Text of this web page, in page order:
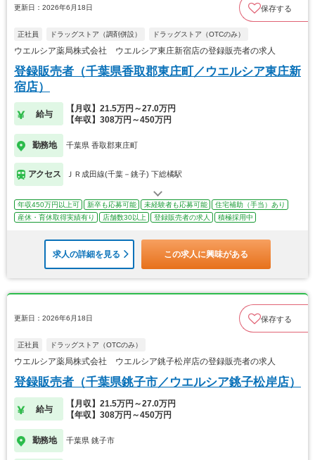
更新日：2026年6月18日 保存する
正社員 ドラッグストア（調剤併設） ドラッグストア（OTCのみ）
ウエルシア薬局株式会社 ウエルシア東庄新宿店の登録販売者の求人
登録販売者（千葉県香取郡東庄町／ウエルシア東庄新
宿店）
給与
【月収】21.5万円～27.0万円
【年収】308万円～450万円
勤務地 千葉県 香取郡東庄町
アクセス ＪＲ成田線(千葉－銚子) 下総橘駅
年収450万円以上可 新卒も応募可能 未経験者も応募可能
住宅補助（手当）あり
産休・育休取得実績有り
店舗数30以上 登録販売者の求人 積極採用中
求人の詳細を見る この求人に興味がある
更新日：2026年6月18日 保存する
正社員 ドラッグストア（OTCのみ）
ウエルシア薬局株式会社 ウエルシア銚子松岸店の登録販売者の求人
登録販売者（千葉県銚子市／ウエルシア銚子松岸店）
給与
【月収】21.5万円～27.0万円
【年収】308万円～450万円
勤務地 千葉県 銚子市